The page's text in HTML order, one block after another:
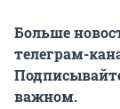
Больше
телеграм-
важном.